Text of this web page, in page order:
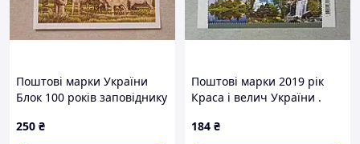
Поштові марки України
Блок 100 років заповіднику
250 ₴
Поштові марки 2019 рік
Краса і велич України .
184 ₴